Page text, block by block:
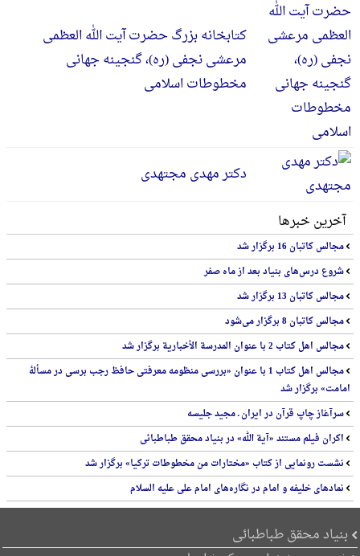
کتابخانه بزرگ حضرت آیت الله العظمی
مرعشی نجفی (ره)، گنجینه جهانی
مخطوطات اسلامی
دکتر مهدی مجتهدی
آخرین خبرها
مجالس کاتبان 16 برگزار شد
شروع درس‌های بنیاد بعد از ماه صفر
مجالس کاتبان 13 برگزار شد
مجالس کاتبان 8 برگزار می‌شود
مجالس اهل کتاب 2 با عنوان المدرسة الأخباریة برگزار شد
مجالس اهل کتاب 1 با عنوان «بررسی منظومه معرفتی حافظ رجب برسی در مسألۀ
امامت» برگزار شد
سرآغاز چاپ قرآن در ایران ـ مجید جلیسه
اکران فیلم مستند «آیة الله» در بنیاد محقق طباطبائی
نشست رونمایی از کتاب «مختارات من مخطوطات ترکیا» برگزار شد
نمادهای خلیفه و امام در نگاره‌های امام علی علیه السلام
بنیاد محقق طباطبائی